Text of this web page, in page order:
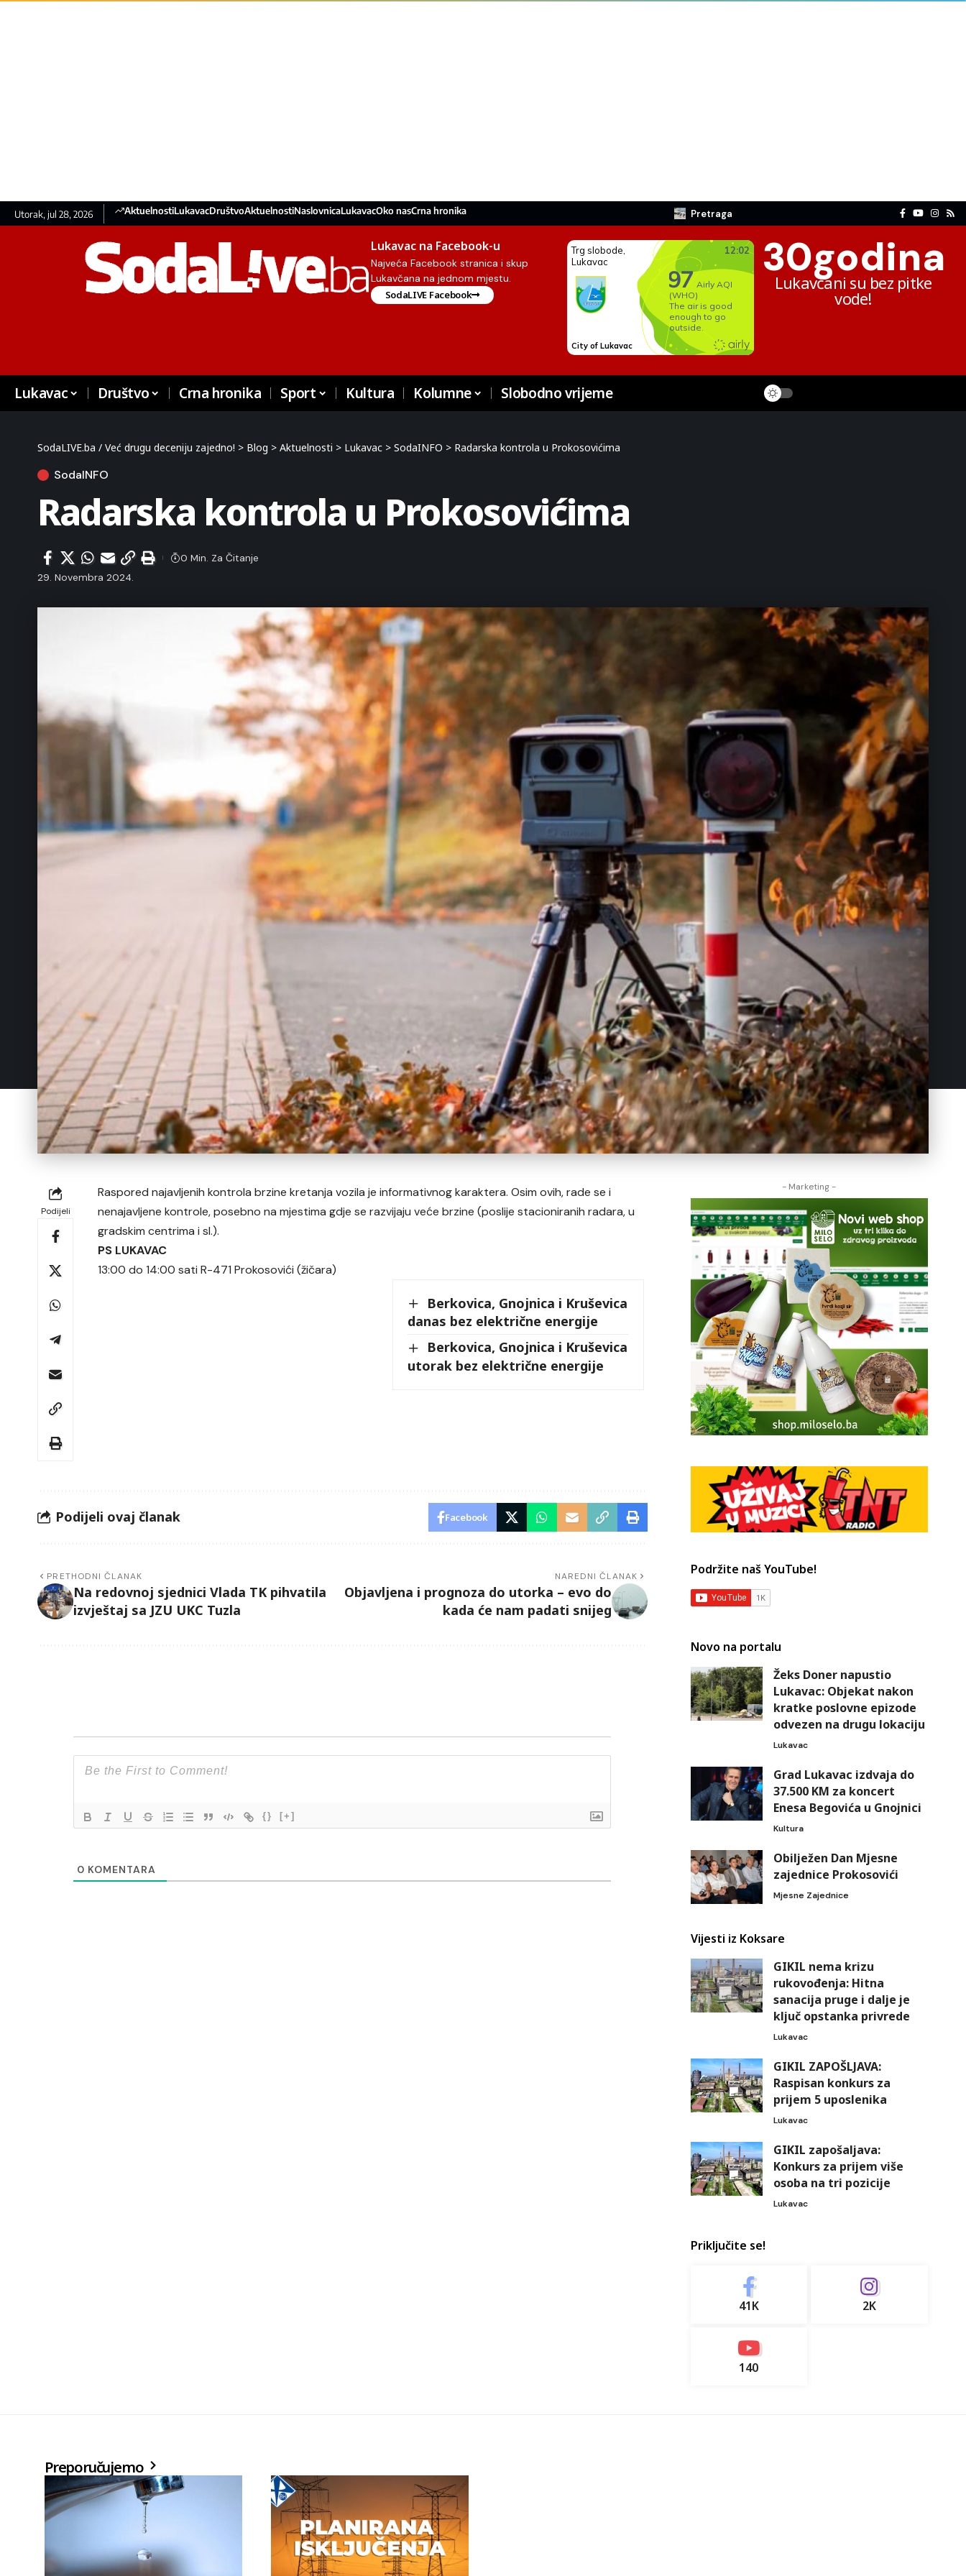
Utorak, jul 28, 2026 AktuelnostiLukavacDruštvoAktuelnostiNaslovnicaLukavacOko nasCrna hronika Pretraga
Lukavac na Facebook-u
Najveća Facebook stranica i skup
Lukavčana na jednom mjestu.
SodaLIVE Facebook
30godina
Lukavčani su bez pitke
vode!
Lukavac Društvo Crna hronika Sport Kultura Kolumne Slobodno vrijeme
SodaLIVE.ba / Već drugu deceniju zajedno! > Blog > Aktuelnosti > Lukavac > SodaINFO > Radarska kontrola u Prokosovićima
SodaINFO
Radarska kontrola u Prokosovićima
29. Novembra 2024.
0 Min. Za Čitanje
Podijeli
Raspored najavljenih kontrola brzine kretanja vozila je informativnog karaktera. Osim ovih, rade se i
nenajavljene kontrole, posebno na mjestima gdje se razvijaju veće brzine (poslije stacioniranih radara, u
gradskim centrima i sl.).
PS LUKAVAC
13:00 do 14:00 sati R-471 Prokosovići (žičara)
Berkovica, Gnojnica i Kruševica
danas bez električne energije
Berkovica, Gnojnica i Kruševica
utorak bez električne energije
Podijeli ovaj članak Facebook
PRETHODNI ČLANAK
Na redovnoj sjednici Vlada TK pihvatila
izvještaj sa JZU UKC Tuzla
NAREDNI ČLANAK
Objavljena i prognoza do utorka – evo do
kada će nam padati snijeg
{} [+]
0 KOMENTARA
- Marketing -
Podržite naš YouTube!
Novo na portalu
Žeks Doner napustio
Lukavac: Objekat nakon
kratke poslovne epizode
odvezen na drugu lokaciju
Lukavac
Grad Lukavac izdvaja do
37.500 KM za koncert
Enesa Begovića u Gnojnici
Kultura
Obilježen Dan Mjesne
zajednice Prokosovići
Mjesne Zajednice
Vijesti iz Koksare
GIKIL nema krizu
rukovođenja: Hitna
sanacija pruge i dalje je
ključ opstanka privrede
Lukavac
GIKIL ZAPOŠLJAVA:
Raspisan konkurs za
prijem 5 uposlenika
Lukavac
GIKIL zapošaljava:
Konkurs za prijem više
osoba na tri pozicije
Lukavac
Priključite se!
41K 2K
140
Preporučujemo